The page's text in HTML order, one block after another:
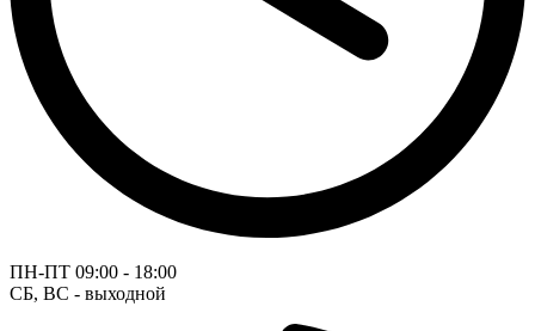
ПН-ПТ 09:00 - 18:00
СБ, ВС - выходной